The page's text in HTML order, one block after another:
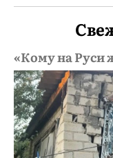
«Кому на Руси